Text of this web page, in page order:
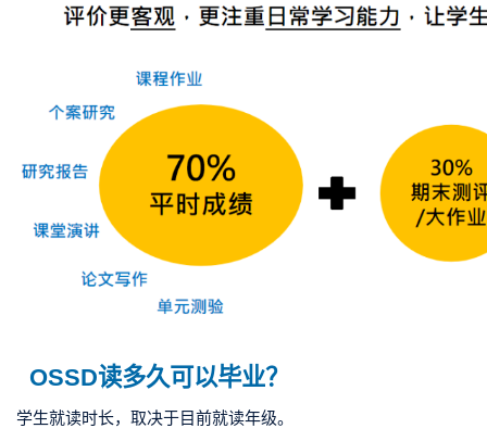
OSSD读多久可以毕业？
学生就读时长，取决于目前就读年级。